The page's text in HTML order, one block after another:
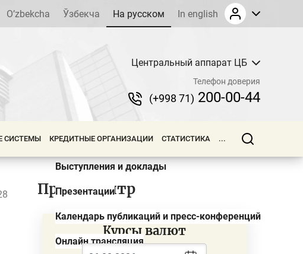
O’zbekcha Ўзбекча На русском In english
Центральный аппарат ЦБ
Телефон доверия
(+998 71) 200-00-44
СИСТЕМЫ КРЕДИТНЫЕ ОРГАНИЗАЦИИ СТАТИСТИКА ...
Пресс-центр
Новости
Пресс-релизы
Объявления и тендеры
Выступления и доклады
Презентации
Календарь публикаций и пресс-конференций
Онлайн трансляция
Курсы валют